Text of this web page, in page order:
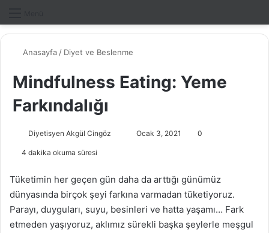
Anasayfa / Diyet ve Beslenme
Mindfulness Eating: Yeme
Farkındalığı
Diyetisyen Akgül Cingöz
e
-
p
Ocak 3, 2021 0
4 dakika okuma süresi
Tüketimin her geçen gün daha da arttığı günümüz
dünyasında birçok şeyi farkına varmadan tüketiyoruz.
Parayı, duyguları, suyu, besinleri ve hatta yaşamı… Fark
etmeden yaşıyoruz, aklımız sürekli başka şeylerle meşgul